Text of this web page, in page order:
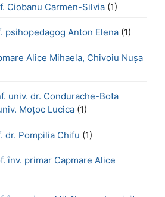
Ciobanu Carmen-Silvia (1)
psihopedagog Anton Elena (1)
Alice Mihaela, Chivoiu Nușa
univ. dr. Condurache-Bota
Moțoc Lucica (1)
dr. Pompilia Chifu (1)
înv. primar Capmare Alice